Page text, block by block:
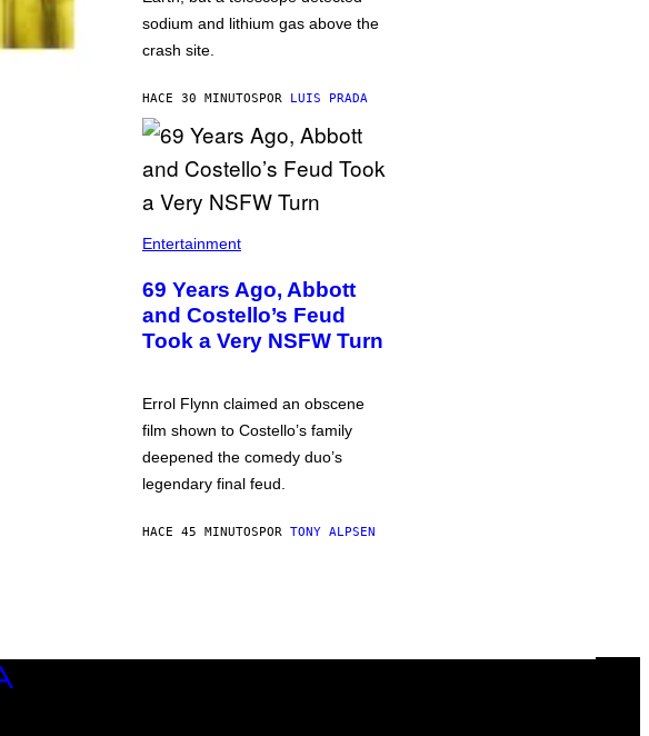
sodium and lithium gas above the
crash site.
HACE 30 MINUTOSPOR LUIS PRADA
Entertainment
69 Years Ago, Abbott
and Costello’s Feud
Took a Very NSFW Turn
Errol Flynn claimed an obscene
film shown to Costello’s family
deepened the comedy duo’s
legendary final feud.
HACE 45 MINUTOSPOR TONY ALPSEN